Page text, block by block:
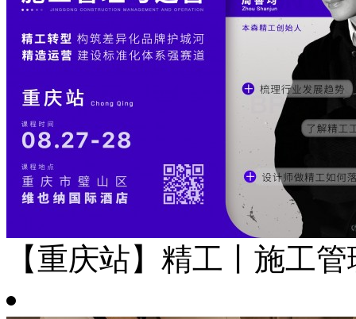
【重庆站】精工丨施工管